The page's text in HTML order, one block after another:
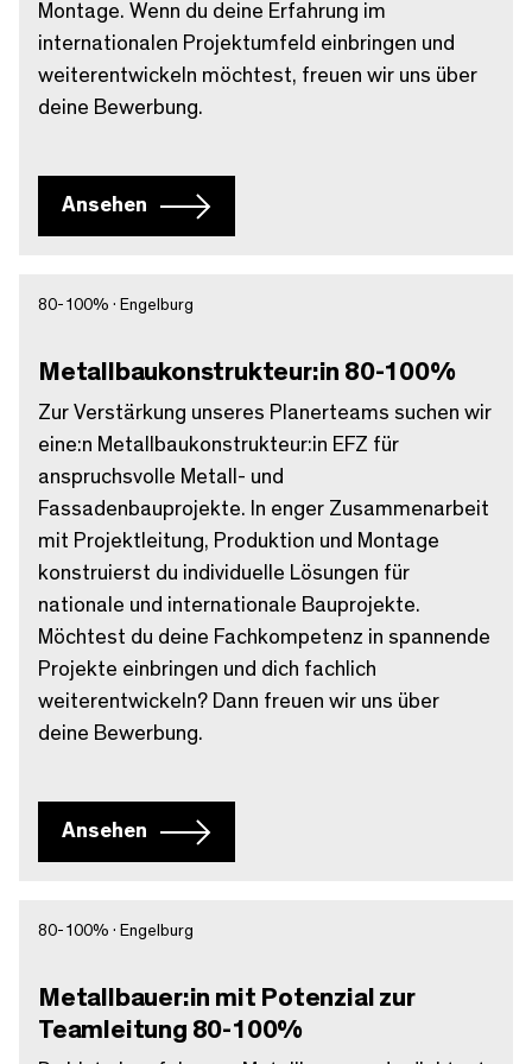
Montage. Wenn du deine Erfahrung im
internationalen Projektumfeld einbringen und
weiterentwickeln möchtest, freuen wir uns über
deine Bewerbung.
Ansehen
80-100% · Engelburg
Metallbaukonstrukteur:in 80-100%
Zur Verstärkung unseres Planerteams suchen wir
eine:n Metallbaukonstrukteur:in EFZ für
anspruchsvolle Metall- und
Fassadenbauprojekte. In enger Zusammenarbeit
mit Projektleitung, Produktion und Montage
konstruierst du individuelle Lösungen für
nationale und internationale Bauprojekte.
Möchtest du deine Fachkompetenz in spannende
Projekte einbringen und dich fachlich
weiterentwickeln? Dann freuen wir uns über
deine Bewerbung.
Ansehen
80-100% · Engelburg
Metallbauer:in mit Potenzial zur
Teamleitung 80-100%